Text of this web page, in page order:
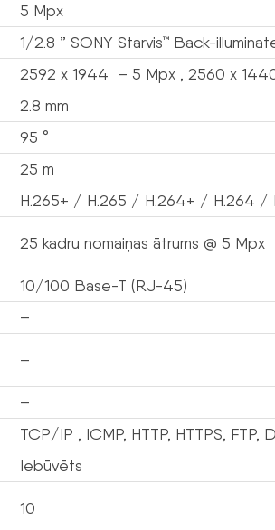
5 Mpx
1/2.8 ” SONY Starvis™ Back-
2592 x 1944 – 5 Mpx , 2560 x
2.8 mm
95 °
25 m
H.265+ / H.265 / H.264+ / H.264 /
25 kadru nomaiņas ātrums @ 5 Mpx
10/100 Base-T (RJ-45)
–
–
–
TCP/IP , ICMP, HTTP, HTTPS, FTP,
Iebūvēts
10